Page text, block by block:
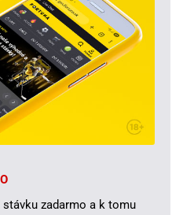
zadarmo a k tomu